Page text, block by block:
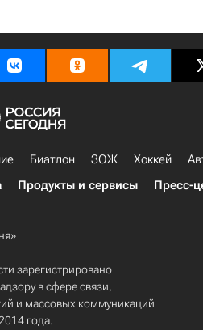
Биатлон ЗОЖ Хоккей
Продукты и сервисы Пресс-
зарегистрировано
в сфере связи,
и массовых коммуникаций
года.